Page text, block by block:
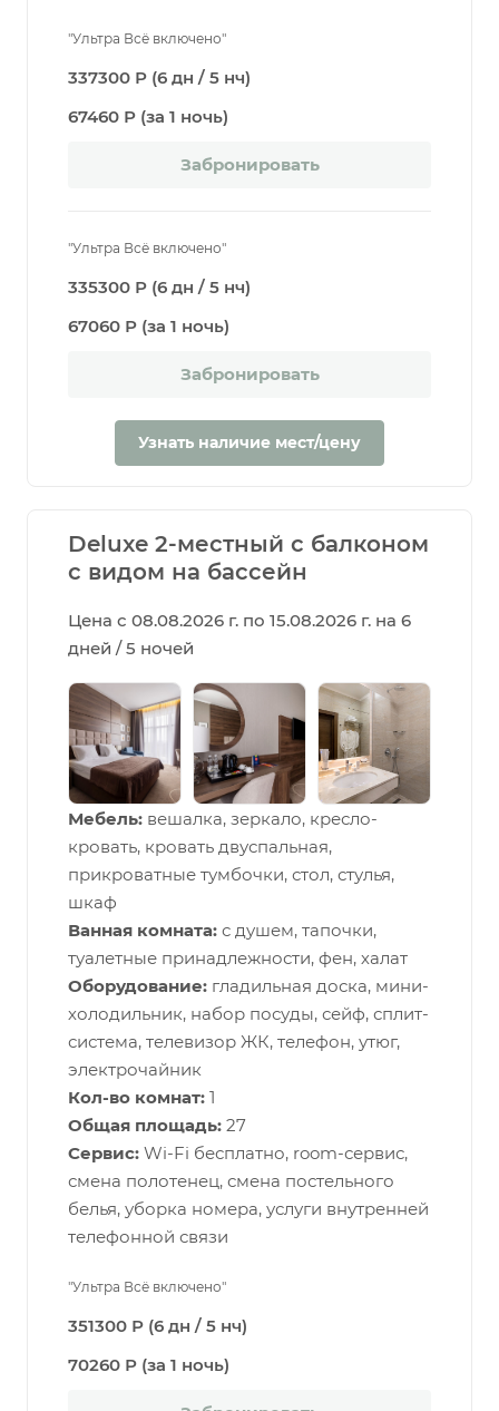
"Ультра Всё включено"
337300 Р (6 дн / 5 нч)
67460 Р (за 1 ночь)
Забронировать
"Ультра Всё включено"
335300 Р (6 дн / 5 нч)
67060 Р (за 1 ночь)
Забронировать
Узнать наличие мест/цену
Deluxe 2-местный с балконом
с видом на бассейн
Цена с 08.08.2026 г. по 15.08.2026 г. на 6
дней / 5 ночей
Мебель: вешалка, зеркало, кресло-
кровать, кровать двуспальная,
прикроватные тумбочки, стол, стулья,
шкаф
Ванная комната: с душем, тапочки,
туалетные принадлежности, фен, халат
Оборудование: гладильная доска, мини-
холодильник, набор посуды, сейф, сплит-
система, телевизор ЖК, телефон, утюг,
электрочайник
Кол-во комнат: 1
Общая площадь: 27
Сервис: Wi-Fi бесплатно, room-сервис,
смена полотенец, смена постельного
белья, уборка номера, услуги внутренней
телефонной связи
"Ультра Всё включено"
351300 Р (6 дн / 5 нч)
70260 Р (за 1 ночь)